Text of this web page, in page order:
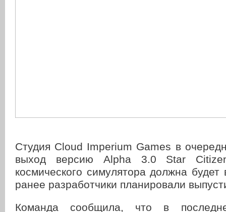
Студия Cloud Imperium Games в
выход версию Alpha 3.0 Star
космического симулятора должна
ранее разработчики планировали
Команда сообщила, что в